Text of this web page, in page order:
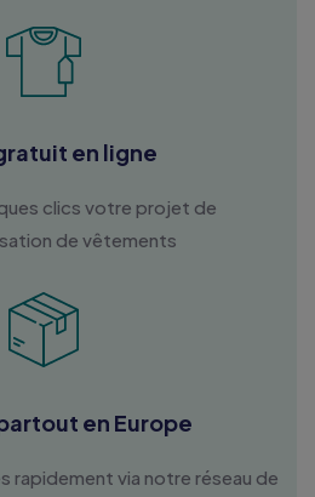
en ligne
clics votre projet de
de vêtements
en Europe
rapidement via notre réseau de